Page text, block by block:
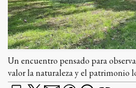
Un encuentro pensado para
valor la naturaleza y el patrimonio